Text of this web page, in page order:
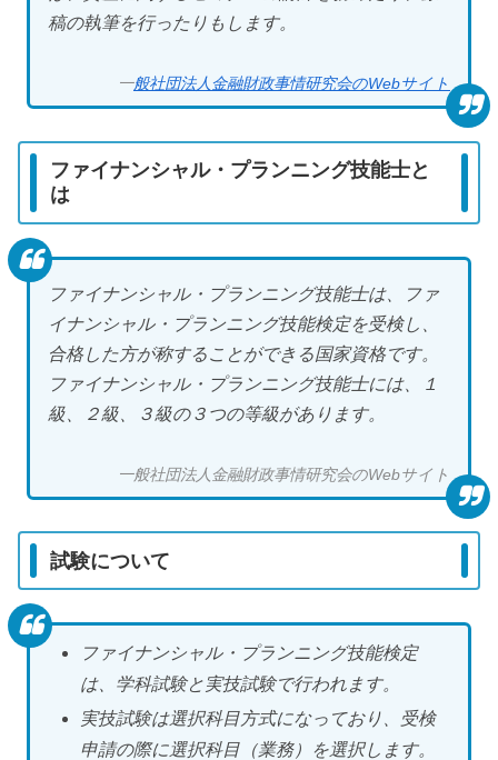
稿の執筆を行ったりもします。
一般社団法人金融財政事情研究会のWebサイト
ファイナンシャル・プランニング技能士と
は
ファイナンシャル・プランニング技能士は、ファ
イナンシャル・プランニング技能検定を受検し、
合格した方が称することができる国家資格です。
ファイナンシャル・プランニング技能士には、１
級、２級、３級の３つの等級があります。
一般社団法人金融財政事情研究会のWebサイト
試験について
ファイナンシャル・プランニング技能検定
は、学科試験と実技試験で行われます。
実技試験は選択科目方式になっており、受検
申請の際に選択科目（業務）を選択します。